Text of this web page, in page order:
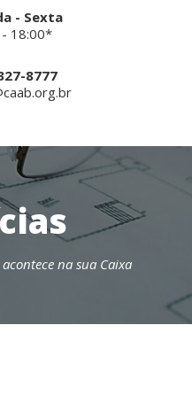
- Sexta
18:00*
8777
na sua Caixa